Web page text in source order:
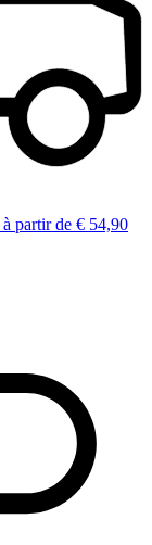
à partir de € 54,90